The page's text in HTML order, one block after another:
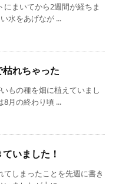
にまいてから2週間が経ちま
水をあげなが ...
れちゃった
もの種を畑に植えていまし
8月の終わり頃 ...
いました！
てしまったことを先週に書き